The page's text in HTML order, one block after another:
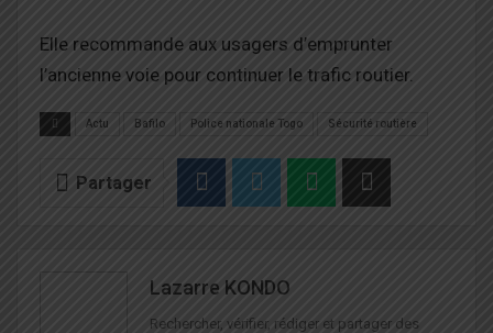
Elle recommande aux usagers d’emprunter
l’ancienne voie pour continuer le trafic routier.
Actu Bafilo Police nationale Togo Sécurité routière
Partager
Lazarre KONDO
Rechercher, vérifier, rédiger et partager des